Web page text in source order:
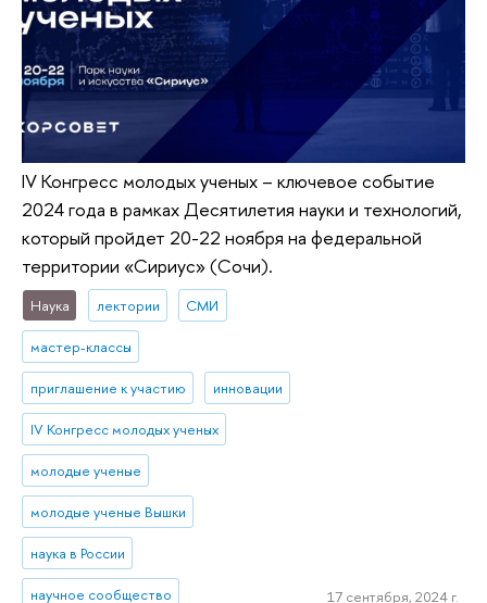
IV Конгресс молодых ученых – ключевое событие
2024 года в рамках Десятилетия науки и технологий,
который пройдет 20-22 ноября на федеральной
территории «Сириус» (Сочи).
Наука лектории СМИ
мастер-классы
приглашение к участию инновации
IV Конгресс молодых ученых
молодые ученые
молодые ученые Вышки
наука в России
научное сообщество 17 сентября, 2024 г.